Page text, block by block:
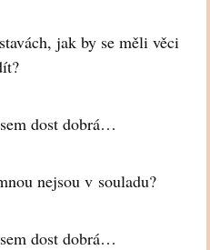
jak by se měli věci
dost dobrá…
nejsou v souladu?
dost dobrá…